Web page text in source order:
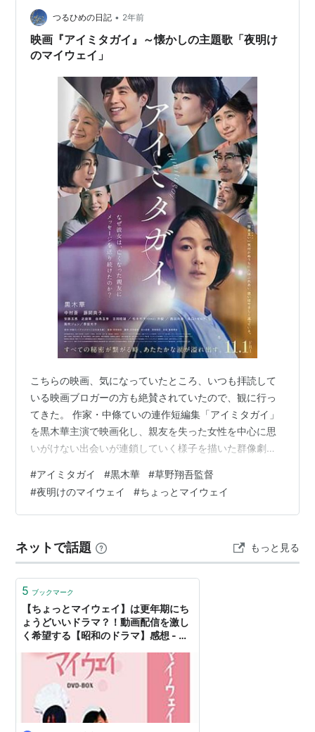
配役
桃井かおり（なつみ） 研ナオコ（カツ子） 八千草薫
（朋子姉さん） 結城美栄子（伸江姉さん）
緒形拳（堀田さん・チーフコック） 神田正輝（満・信
用金庫） 赤塚真人（常夫・コック）
犬塚弘（駅員） 秋野太作（コック） 岸本加世子（ウエ
イトレス） 左時枝（ウエイトレス） 峰竜太（けつに）
解説 代官山のレストランを舞台に、女性経営者を主人
公にした女性上位のオトメチック爆笑喜劇？!
ちなみに、モーニング娘。の安倍なつみの両親は、この
ドラマに感動して彼女に「なつみ」と命名したそうで
リスト：リスト::ハロプロ関連キーワード//固有名詞
つるひめの日記 • 2年前
映画『アイミタガイ』～懐かしの主題歌「夜明け
のマイウェイ」
こちらの映画、気になっていたところ、いつも拝読して
いる映画ブロガーの方も絶賛されていたので、観に行っ
てきた。 作家・中條ていの連作短編集「アイミタガイ」
を黒木華主演で映画化し、親友を失った女性を中心に思
いがけない出会いが連鎖していく様子を描いた群像劇。
た。 といっても、悲しく胸に詰まされる場面はあって
も、この映画は決してお涙ちょうだい的な作品ではな
く、次第に温かい気持ちに包まれ、見終わった後深い余
ある街並み（三重県桑名市・四日市・津市ほか）の風景
や夜景の美しさも素晴らしく、そして全編を…
#アイミタガイ #黒木華 #草野翔吾監督
#夜明けのマイウェイ #ちょっとマイウェイ
ネットで話題 もっと見る
5 ブックマーク
【ちょっとマイウェイ】は更年期にち
ょうどいいドラマ？！動画配信を激し
く希望する【昭和のドラマ】感想 - ナ